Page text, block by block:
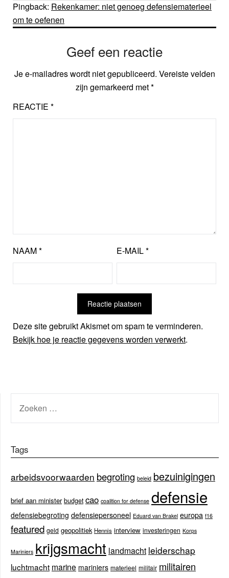
Pingback: Rekenkamer: niet genoeg defensiematerieel
om te oefenen
Geef een reactie
Je e-mailadres wordt niet gepubliceerd. Vereiste velden
zijn gemarkeerd met*
REACTIE *
NAAM* E-MAIL*
Deze site gebruikt Akismet om spam te verminderen.
Bekijk hoe je reactie gegevens worden verwerkt.
NAAR:
Tags
arbeidsvoorwaarden begroting beleid bezuinigingen
brief aan minister budget cao coalition for defense defensie
defensiebegroting defensiepersoneel Eduard van Brakel europa f16
featured geld geopolitiek Hennis interview investeringen Korps
Mariniers krijgsmacht landmacht leiderschap
luchtmacht marine mariniers materieel militair militairen